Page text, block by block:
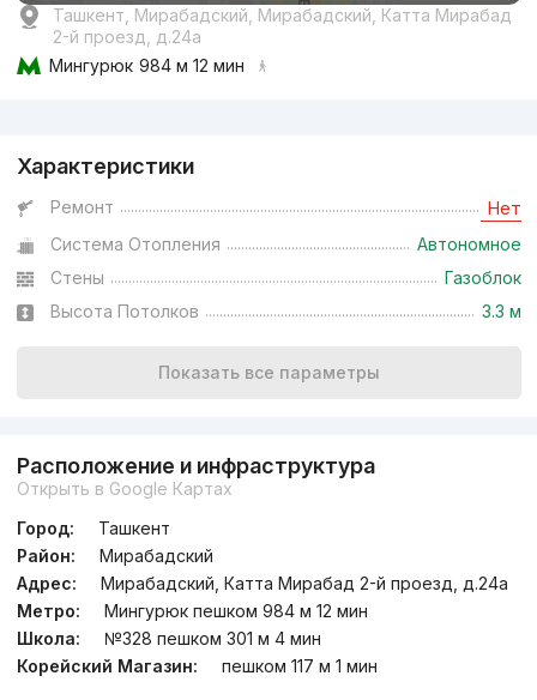
Ташкент, Мирабадский, Мирабадский, Катта Мирабад
2-й проезд, д.24a
Мингурюк 984 м 12 мин
Характеристики
Ремонт Нет
Система Отопления
Автономное
Стены
Газоблок
Высота Потолков
3.3 м
Показать все параметры
Расположение и инфраструктура
Открыть в Google Картах
Город:
Ташкент
Район:
Мирабадский
Адрес:
Мирабадский, Катта Мирабад 2-й проезд, д.24a
Метро:
Мингурюк пешком 984 м 12 мин
Школа:
№328 пешком 301 м 4 мин
Корейский Магазин:
пешком 117 м 1 мин